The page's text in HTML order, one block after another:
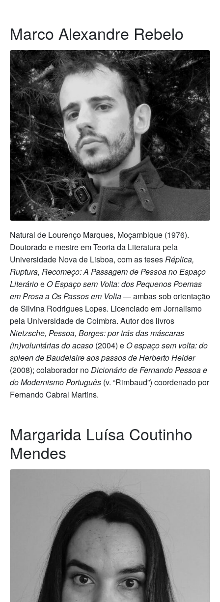
Marco Alexandre Rebelo
Natural de Lourenço Marques, Moçambique (1976).
Doutorado e mestre em Teoria da Literatura pela
Universidade Nova de Lisboa, com as tesesRéplica,
Ruptura, Recomeço: A Passagem de Pessoa no Espaço
Literárioe O Espaço sem Volta: dos Pequenos Poemas
em Prosa a Os Passos em Volta— ambas sob orientação
de Silvina Rodrigues Lopes. Licenciado em Jornalismo
pela Universidade de Coimbra. Autor dos livros
Nietzsche, Pessoa, Borges: por trás das máscaras
(in)voluntárias do acaso (2004) e O espaço sem volta: do
spleen de Baudelaire aos passos de Herberto Helder
(2008); colaborador noDicionário de Fernando Pessoa e
do Modernismo Português (v. “Rimbaud”) coordenado por
Fernando Cabral Martins.
Margarida Luísa Coutinho
Mendes